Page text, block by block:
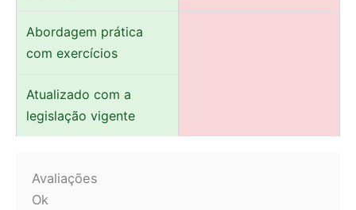
Abordagem prática
com exercícios
Atualizado com a
legislação vigente
Avaliações
Ok